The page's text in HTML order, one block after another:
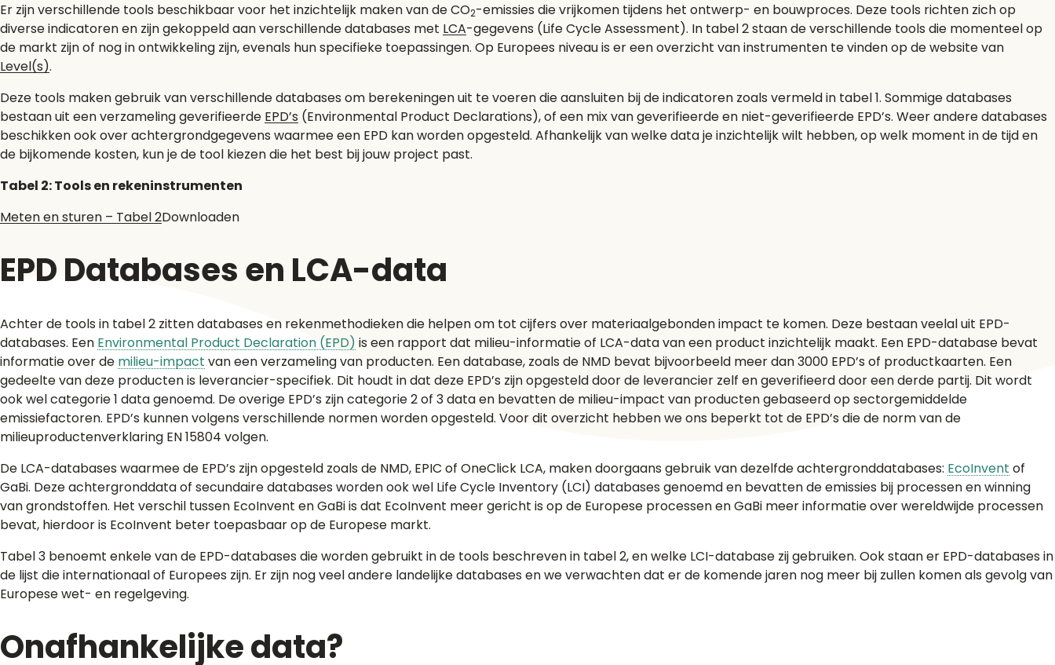
Er zijn verschillende tools beschikbaar voor het inzichtelijk maken van de CO2-emissies die vrijkomen tijdens het ontwerp- en bouwproces. Deze tools richten zich op
diverse indicatoren en zijn gekoppeld aan verschillende databases met LCA-gegevens (Life Cycle Assessment). In tabel 2 staan de verschillende tools die momenteel op
de markt zijn of nog in ontwikkeling zijn, evenals hun specifieke toepassingen. Op Europees niveau is er een overzicht van instrumenten te vinden op de website van
Level(s).
Deze tools maken gebruik van verschillende databases om berekeningen uit te voeren die aansluiten bij de indicatoren zoals vermeld in tabel 1. Sommige databases
bestaan uit een verzameling geverifieerde EPD’s (Environmental Product Declarations), of een mix van geverifieerde en niet-geverifieerde EPD’s. Weer andere databases
beschikken ook over achtergrondgegevens waarmee een EPD kan worden opgesteld. Afhankelijk van welke data je inzichtelijk wilt hebben, op welk moment in de tijd en
de bijkomende kosten, kun je de tool kiezen die het best bij jouw project past.
Tabel 2: Tools en rekeninstrumenten
Meten en sturen – Tabel 2Downloaden
EPD Databases en LCA-data
Achter de tools in tabel 2 zitten databases en rekenmethodieken die helpen om tot cijfers over materiaalgebonden impact te komen. Deze bestaan veelal uit EPD-
databases. Een Environmental Product Declaration (EPD) is een rapport dat milieu-informatie of LCA-data van een product inzichtelijk maakt. Een EPD-database bevat
informatie over de milieu-impact van een verzameling van producten. Een database, zoals de NMD bevat bijvoorbeeld meer dan 3000 EPD’s of productkaarten. Een
gedeelte van deze producten is leverancier-specifiek. Dit houdt in dat deze EPD’s zijn opgesteld door de leverancier zelf en geverifieerd door een derde partij. Dit wordt
ook wel categorie 1 data genoemd. De overige EPD’s zijn categorie 2 of 3 data en bevatten de milieu-impact van producten gebaseerd op sectorgemiddelde
emissiefactoren. EPD’s kunnen volgens verschillende normen worden opgesteld. Voor dit overzicht hebben we ons beperkt tot de EPD’s die de norm van de
milieuproductenverklaring EN 15804 volgen.
De LCA-databases waarmee de EPD’s zijn opgesteld zoals de NMD, EPIC of OneClick LCA, maken doorgaans gebruik van dezelfde achtergronddatabases: EcoInvent of
GaBi. Deze achtergronddata of secundaire databases worden ook wel Life Cycle Inventory (LCI) databases genoemd en bevatten de emissies bij processen en winning
van grondstoffen. Het verschil tussen EcoInvent en GaBi is dat EcoInvent meer gericht is op de Europese processen en GaBi meer informatie over wereldwijde processen
bevat, hierdoor is EcoInvent beter toepasbaar op de Europese markt.
Tabel 3 benoemt enkele van de EPD-databases die worden gebruikt in de tools beschreven in tabel 2, en welke LCI-database zij gebruiken. Ook staan er EPD-databases in
de lijst die internationaal of Europees zijn. Er zijn nog veel andere landelijke databases en we verwachten dat er de komende jaren nog meer bij zullen komen als gevolg van
Europese wet- en regelgeving.
Onafhankelijke data?